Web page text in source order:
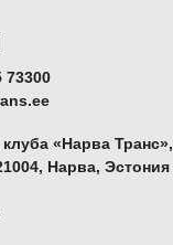
73300
«Нарва Транс»,
Нарва, Эстония